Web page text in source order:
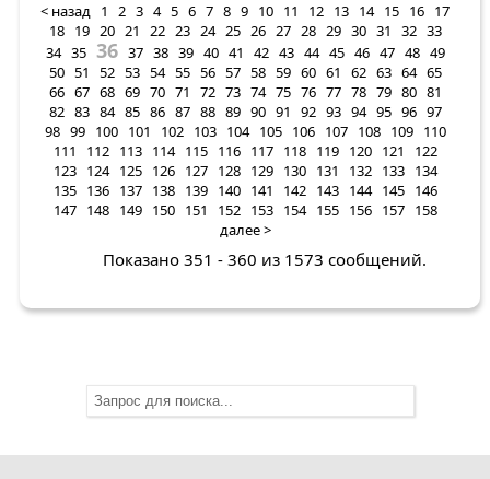
< назад 1 2 3 4 5 6 7 8 9 10 11 12 13 14 15 16 17
18 19 20 21 22 23 24 25 26 27 28 29 30 31 32 33
34 35 36 37 38 39 40 41 42 43 44 45 46 47 48 49
50 51 52 53 54 55 56 57 58 59 60 61 62 63 64 65
66 67 68 69 70 71 72 73 74 75 76 77 78 79 80 81
82 83 84 85 86 87 88 89 90 91 92 93 94 95 96 97
98 99 100 101 102 103 104 105 106 107 108 109 110
111
112 113 114 115 116 117 118 119 120 121
122
123 124 125 126 127 128 129 130 131 132 133 134
135 136 137 138 139 140 141 142 143 144 145 146
147 148 149 150 151 152 153 154 155 156 157 158
далее >
Показано 351 - 360 из 1573 сообщений.